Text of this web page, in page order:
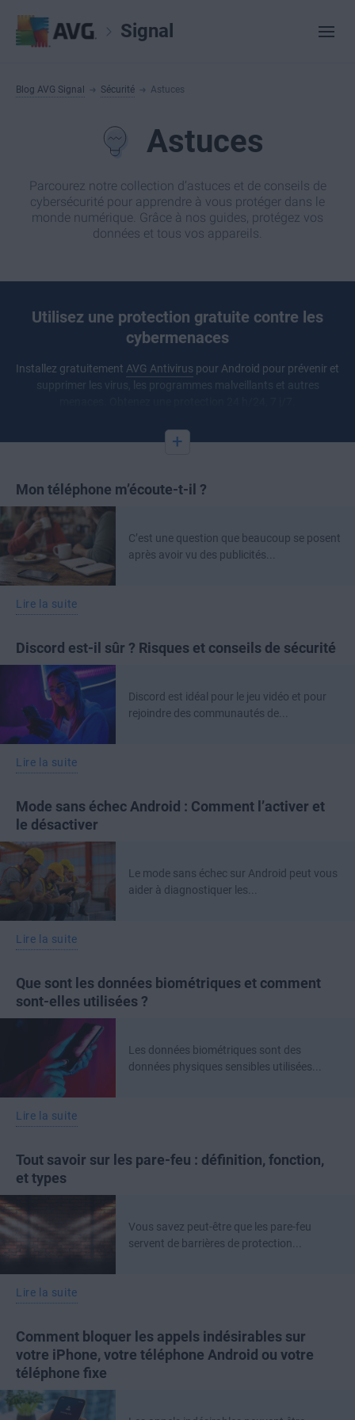
Signal
Blog AVG Signal Sécurité Astuces
Astuces
Parcourez notre collection d’astuces et de conseils de
cybersécurité pour apprendre à vous protéger dans le
monde numérique. Grâce à nos guides, protégez vos
données et tous vos appareils.
Utilisez une protection gratuite contre les
cybermenaces
Installez gratuitement AVG Antivirus pour Android pour prévenir et
supprimer les virus, les programmes malveillants et autres
+
Mon téléphone m’écoute-t-il ?
C’est une question que beaucoup se posent
après avoir vu des publicités...
Lire la suite
Discord est-il sûr ? Risques et conseils de sécurité
Discord est idéal pour le jeu vidéo et pour
rejoindre des communautés de...
Lire la suite
Mode sans échec Android : Comment l’activer et
le désactiver
Le mode sans échec sur Android peut vous
aider à diagnostiquer les...
Lire la suite
Que sont les données biométriques et comment
sont-elles utilisées ?
Les données biométriques sont des
données physiques sensibles utilisées...
Lire la suite
Tout savoir sur les pare-feu : définition, fonction,
et types
Vous savez peut-être que les pare-feu
servent de barrières de protection...
Lire la suite
Comment bloquer les appels indésirables sur
votre iPhone, votre téléphone Android ou votre
téléphone fixe